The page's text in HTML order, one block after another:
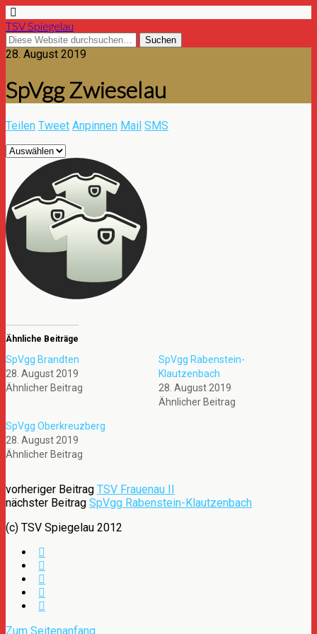
TSV Spiegelau
28. August 2019
SpVgg Zwieselau
Teilen Tweet Anpinnen Mail SMS
Ähnliche Beiträge
SpVgg Brandten
28. August 2019
Ähnlicher Beitrag
SpVgg Rabenstein-
Klautzenbach
28. August 2019
Ähnlicher Beitrag
SpVgg Oberkreuzberg
28. August 2019
Ähnlicher Beitrag
vorheriger Beitrag TSV Frauenau II
nächster Beitrag SpVgg Rabenstein-Klautzenbach
(c) TSV Spiegelau 2012
Zum Seitenanfang